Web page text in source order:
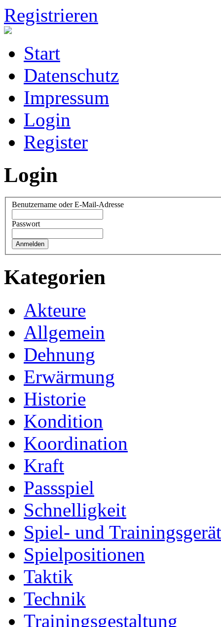
Registrieren
Start
Datenschutz
Impressum
Login
Register
Login
Benutzername oder E-Mail-Adresse
Passwort
Kategorien
Akteure
Allgemein
Dehnung
Erwärmung
Historie
Kondition
Koordination
Kraft
Passspiel
Schnelligkeit
Spiel- und
Spielpositionen
Taktik
Technik
Trainingsgestaltung